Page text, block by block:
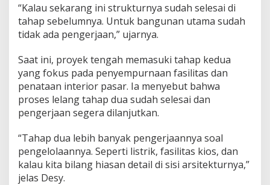
“Kalau sekarang ini strukturnya sudah selesai di
tahap sebelumnya. Untuk bangunan utama sudah
tidak ada pengerjaan,” ujarnya.
Saat ini, proyek tengah memasuki tahap kedua
yang fokus pada penyempurnaan fasilitas dan
penataan interior pasar. Ia menyebut bahwa
proses lelang tahap dua sudah selesai dan
pengerjaan segera dilanjutkan.
“Tahap dua lebih banyak pengerjaannya soal
pengelolaannya. Seperti listrik, fasilitas kios, dan
kalau kita bilang hiasan detail di sisi arsitekturnya,”
jelas Desy.